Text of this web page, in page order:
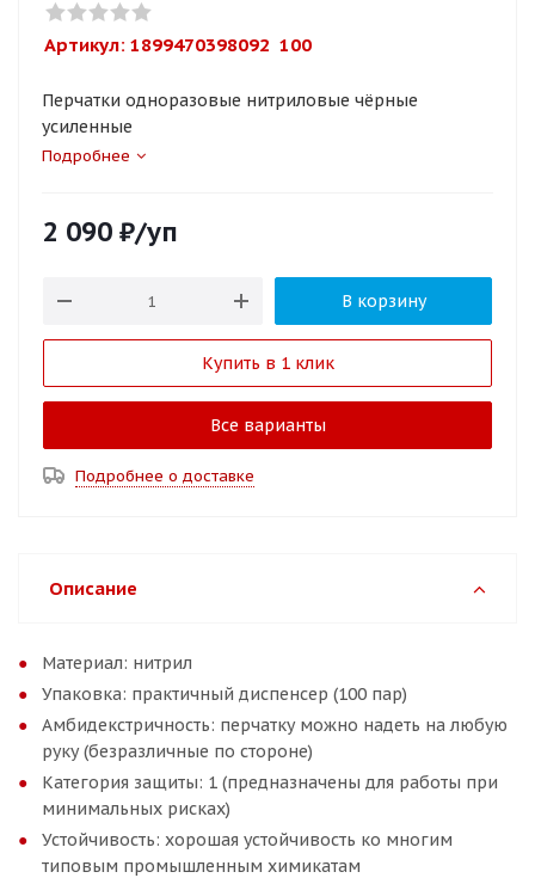
Артикул: 1899470398092  100
Перчатки одноразовые нитриловые чёрные
усиленные
Подробнее
2 090 ₽/уп
В корзину
Купить в 1 клик
Все варианты
Подробнее о доставке
Описание
Материал: нитрил
Упаковка: практичный диспенсер (100 пар)
Амбидекстричность: перчатку можно надеть на любую
руку (безразличные по стороне)
Категория защиты: 1 (предназначены для работы при
минимальных рисках)
Устойчивость: хорошая устойчивость ко многим
типовым промышленным химикатам